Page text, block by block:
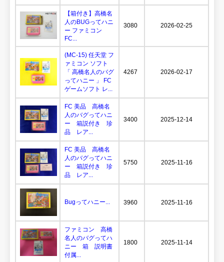
【箱付き】高橋名
人のBUGってハニ
ー ファミコン
FC...
3080 2026-02-25
(MC-15) 任天堂 フ
ァミコン ソフト
「 高橋名人のバグ
ってハニー 」 FC
ゲームソフト レ...
4267 2026-02-17
FC 美品 高橋名
人のバグってハニ
ー 箱説付き 珍
品 レア...
3400 2025-12-14
FC 美品 高橋名
人のバグってハニ
ー 箱説付き 珍
品 レア...
5750 2025-11-16
Bugってハニー... 3960 2025-11-16
ファミコン 高橋
名人のバグってハ
ニー 箱 説明書
付属...
1800 2025-11-14